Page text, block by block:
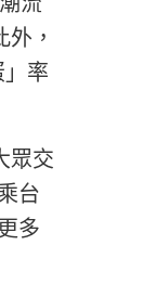
，
」率
眾交
台
多